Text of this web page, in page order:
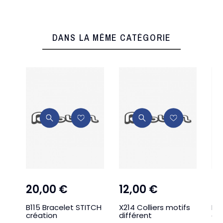
DANS LA MÊME CATÉGORIE
20,00 €
B115 Bracelet STITCH
création
12,00 €
X214 Colliers motifs
différent